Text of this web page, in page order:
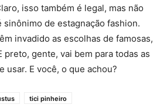
isso também é legal, mas não
de estagnação fashion.
invadido as escolhas de famosas,
preto, gente, vai bem para todas as
usar. E você, o que achou?
tici pinheiro